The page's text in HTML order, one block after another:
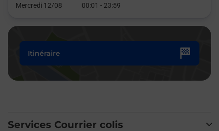
Mercredi 12/08
00:01 - 23:59
Itinéraire
Services Courrier colis